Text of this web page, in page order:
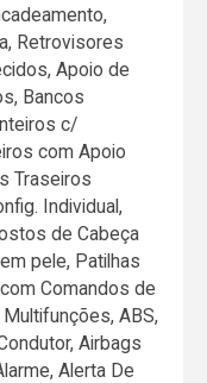
Retrovisores
Apoio de
Bancos
c/
com Apoio
Traseiros
Individual,
de Cabeça
pele, Patilhas
Comandos de
ABS,
Airbags
Alerta De